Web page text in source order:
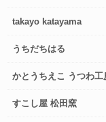
takayo katayama
うちだちはる
かとうちえこ うつわ工
すこし屋 松田窯